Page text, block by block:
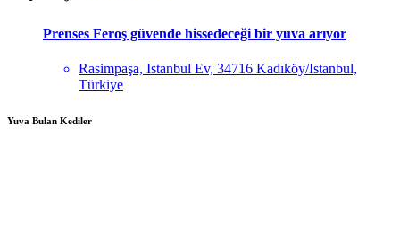
Prenses Feroş güvende hissedeceği bir yuva arıyor
Rasimpaşa, Istanbul Ev, 34716 Kadıköy/Istanbul,
Türkiye
Yuva Bulan Kediler